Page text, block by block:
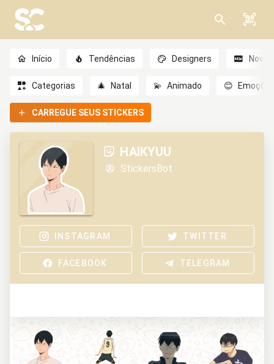
Início Tendências Designers Novo
Categorias 🎄 Natal 💫 Animado 😊
CARREGUE SEUS STICKERS
HAIKYUU
StickersBot
INSTAGRAM TWITTER
FACEBOOK TELEGRAM